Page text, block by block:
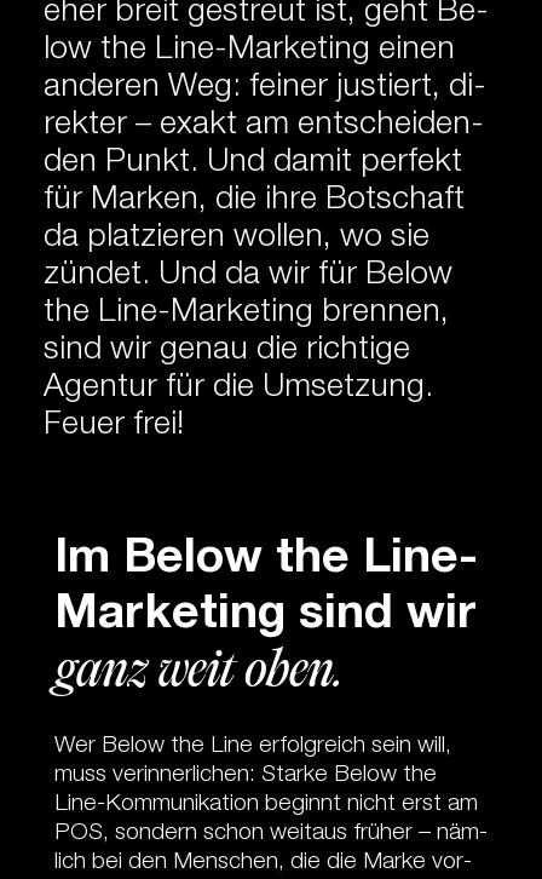
eher breit ge­streut ist, geht Be­
low the Line-Mar­ke­ting einen
an­de­ren Weg: fei­ner jus­tier­t, di­
rek­ter – ex­akt am ent­schei­den­
den Punkt. Und da­mit per­fekt
für Mar­ken, die ihre Bot­schaft
da plat­zie­ren wol­len, wo sie
zün­det. Und da wir für Be­low
the Line-Mar­ke­ting bren­nen,
sind wir ge­nau die rich­ti­ge
Agen­tur für die Um­set­zung.
Feu­er frei!
Im Below the Line-
Marketing sind wir
ganz weit oben.
Wer Be­low the Line er­folg­reich sein will,
muss ver­in­ner­li­chen: Star­ke Be­low the
Line-Kom­mu­ni­ka­tion be­ginnt nicht erst am
POS, son­dern schon weit­aus frü­her – näm­
lich bei den Men­schen, die die Mar­ke vor­